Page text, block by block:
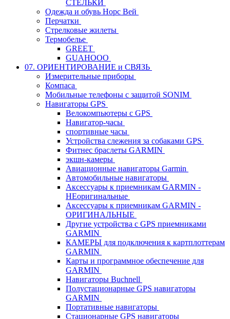
СТЕЛЬКИ
Одежда и обувь Норс Вей
Перчатки
Стрелковые жилеты
Термобелье
GREET
GUAHOOO
07. ОРИЕНТИРОВАНИЕ и СВЯЗЬ
Измерительные приборы
Компаса
Мобильные телефоны с защитой SONIM
Навигаторы GPS
Велокомпьютеры с GPS
Навигатор-часы
спортивные часы
Устройства слежения за собаками GPS
Фитнес браслеты GARMIN
экшн-камеры
Авиационные навигаторы Garmin
Автомобильные навигаторы
Аксессуары к приемникам GARMIN -
НЕоригинальные
Аксессуары к приемникам GARMIN -
ОРИГИНАЛЬНЫЕ
Другие устройства с GPS приемниками
GARMIN
КАМЕРЫ для подключения к картплоттерам
GARMIN
Карты и программное обеспечение для
GARMIN
Навигаторы Buchnell
Полустационарные GPS навигаторы
GARMIN
Портативные навигаторы
Стационарные GPS навигаторы